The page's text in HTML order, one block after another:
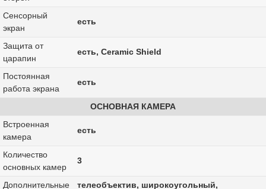
Сенсорный
экран
есть
Защита от
царапин
есть, Ceramic Shield
Постоянная
работа экрана
есть
ОСНОВНАЯ КАМЕРА
Встроенная
камера
есть
Количество
основных камер
3
Дополнительные
телеобъектив, широкоугольный,